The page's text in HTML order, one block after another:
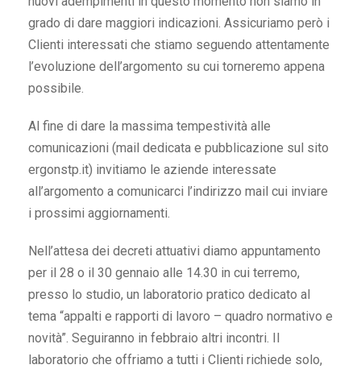
grado di dare maggiori indicazioni. Assicuriamo però i
Clienti interessati che stiamo seguendo attentamente
l’evoluzione dell’argomento su cui torneremo appena
possibile.
Al fine di dare la massima tempestività alle
comunicazioni (mail dedicata e pubblicazione sul sito
ergonstp.it) invitiamo le aziende interessate
all’argomento a comunicarci l’indirizzo mail cui inviare
i prossimi aggiornamenti.
Nell’attesa dei decreti attuativi diamo appuntamento
per il 28 o il 30 gennaio alle 14.30 in cui terremo,
presso lo studio, un laboratorio pratico dedicato al
tema “appalti e rapporti di lavoro – quadro normativo e
novità”. Seguiranno in febbraio altri incontri. Il
laboratorio che offriamo a tutti i Clienti richiede solo,